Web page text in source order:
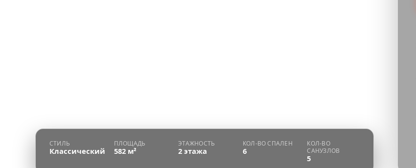
СТИЛЬ
Классический
ПЛОЩАДЬ
582 м²
ЭТАЖНОСТЬ
2 этажа
КОЛ-ВО СПАЛЕН
6
КОЛ-ВО
САНУЗЛОВ
5